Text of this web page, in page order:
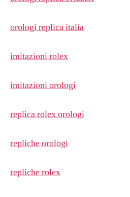
orologi replica italia
imitazioni rolex
imitazioni orologi
replica rolex orologi
repliche orologi
repliche rolex